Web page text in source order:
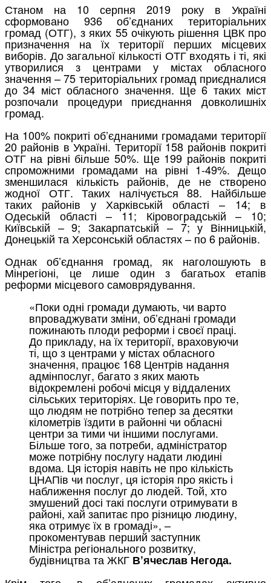
Станом на 10 серпня 2019 року в Україні
сформовано 936 об’єднаних територіальних
громад (ОТГ), з яких 55 очікують рішення ЦВК про
призначення на їх території перших місцевих
виборів. До загальної кількості ОТГ входять і ті, які
утворилися з центрами у містах обласного
значення – 75 територіальних громад приєдналися
до 34 міст обласного значення. Ще 6 таких міст
розпочали процедури приєднання довколишніх
громад.
На 100% покриті об’єднаними громадами території
20 районів в Україні. Території 158 районів покриті
ОТГ на рівні більше 50%. Ще 199 районів покриті
спроможними громадами на рівні 1-49%. Дещо
зменшилася кількість районів, де не створено
жодної ОТГ. Таких налічується 88. Найбільше
таких районів у Харківській області – 14; в
Одеській області – 11; Кіровоградській – 10;
Київській – 9; Закарпатській – 7; у Вінницькій,
Донецькій та Херсонській областях – по 6 районів.
Однак об’єднання громад, як наголошують в
Мінрегіоні, це лише один з багатьох етапів
реформи місцевого самоврядування.
«Поки одні громади думають, чи варто
впроваджувати зміни, об’єднані громади
пожинають плоди реформи і своєї праці.
До прикладу, на їх території, враховуючи
ті, що з центрами у містах обласного
значення, працює 168 Центрів надання
адмінпослуг, багато з яких мають
відокремлені робочі місця у віддалених
сільських територіях. Це говорить про те,
що людям не потрібно тепер за десятки
кілометрів їздити в районні чи обласні
центри за тими чи іншими послугами.
Більше того, за потреби, адміністратор
може потрібну послугу надати людині
вдома. Ця історія навіть не про кількість
ЦНАПів чи послуг, ця історія про якість і
наближення послуг до людей. Той, хто
змушений досі такі послуги отримувати в
районі, хай запитає про різницю людину,
яка отримує їх в громаді», –
прокоментував перший заступник
Міністра регіонального розвитку,
будівництва та ЖКГ В’ячеслав Негода.